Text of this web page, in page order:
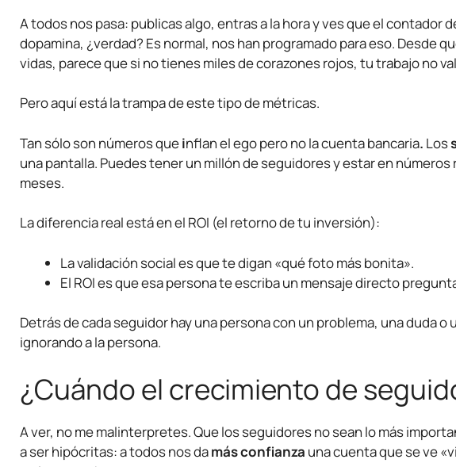
A todos nos pasa: publicas algo, entras a la hora y ves que el contador
dopamina, ¿verdad? Es normal, nos han programado para eso. Desde
vidas, parece que si no tienes miles de corazones rojos, tu trabajo no
Pero aquí está la trampa de este tipo de métricas.
Tan sólo son números queinflan el ego pero no la cuenta bancaria. Los
una pantalla. Puedes tener un millón de seguidores y estar en
meses.
La diferencia real está en el ROI (el retorno de tu inversión):
La validación social es que te digan «qué foto más bonita».
El ROI es que esa persona te escriba un mensaje directo
Detrás de cada seguidor hay una persona con un problema, una duda
ignorando a la persona.
¿Cuándo el crecimiento de
A ver, no me malinterpretes. Que los seguidores no sean lo más
a ser hipócritas: a todos nos damás confianza una cuenta que se ve